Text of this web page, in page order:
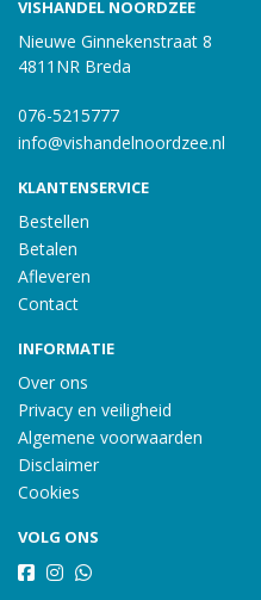
VISHANDEL NOORDZEE
Nieuwe Ginnekenstraat 8
4811NR Breda
076-5215777
info@vishandelnoordzee.nl
KLANTENSERVICE
Bestellen
Betalen
Afleveren
Contact
INFORMATIE
Over ons
Privacy en veiligheid
Algemene voorwaarden
Disclaimer
Cookies
VOLG ONS